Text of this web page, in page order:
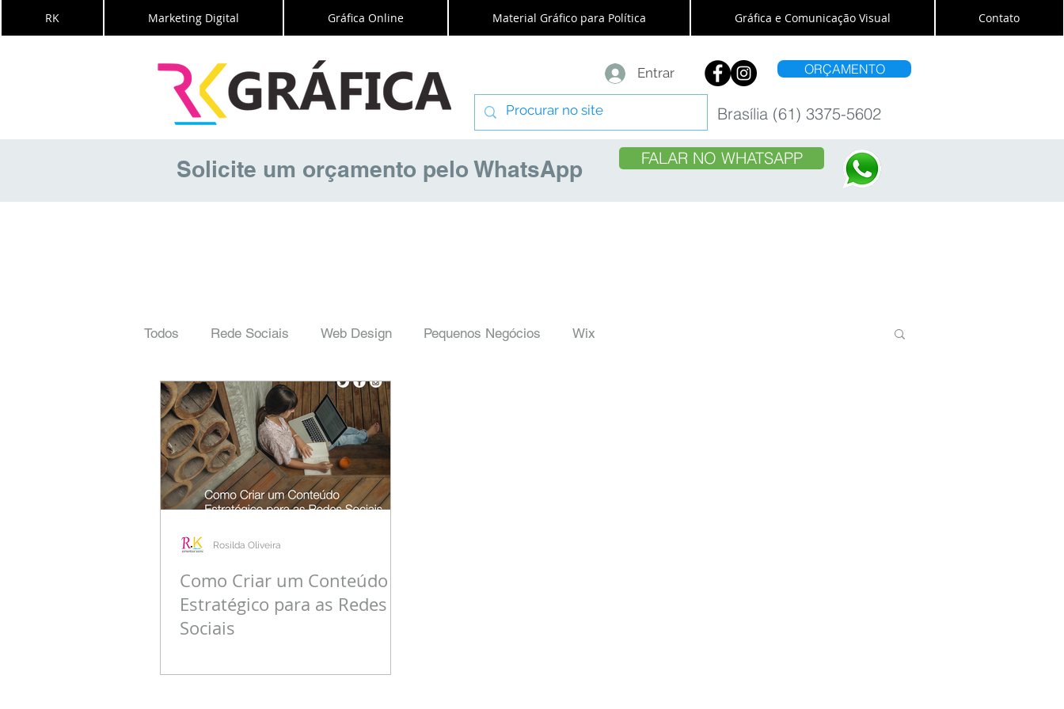
RK Marketing Digital Gráfica Online Material Gráfico para Política Gráfica e Comunicação Visual Contato
Entrar ORÇAMENTO
Brasília (61) 3375-5602
Solicite um orçamento pelo WhatsApp FALAR NO WHATSAPP
Todos Rede Sociais Web Design Pequenos Negócios Wix
Como Criar um Conteúdo
Estratégico para as Redes
Sociais
Rosilda Oliveira